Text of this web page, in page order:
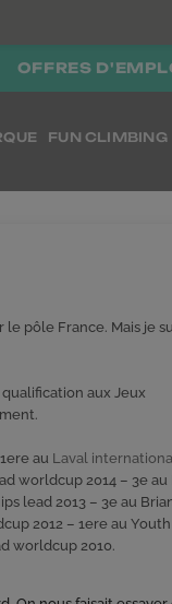
OFFRES
FUN CLIMBING
le pôle France. Mais je
aux Jeux
au Laval
worldcup 2014 – 3e au
lead 2013 – 3e au
2012 – 1ere au
worldcup 2010.